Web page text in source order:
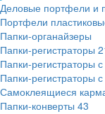
Деловые портфели и
Портфели
Папки-органайзеры
Папки-регистраторы
Папки-регистраторы
Папки-регистраторы
Самоклеящиеся
Папки-конверты 43